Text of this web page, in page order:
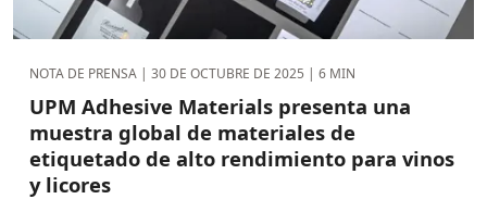
NOTA DE PRENSA | 30 DE OCTUBRE DE 2025 | 6 MIN
UPM Adhesive Materials presenta una
muestra global de materiales de
etiquetado de alto rendimiento para vinos
y licores